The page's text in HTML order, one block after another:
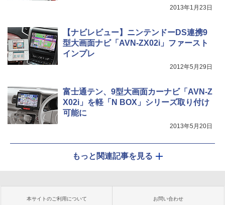
2013年1月23日
【ナビレビュー】ニンテンドーDS連携9
型大画面ナビ「AVN-ZX02i」ファースト
インプレ
2012年5月29日
富士通テン、9型大画面カーナビ「AVN-Z
X02i」を軽「N BOX」シリーズ取り付け
可能に
2013年5月20日
もっと関連記事を見る
本サイトのご利用について お問い合わせ